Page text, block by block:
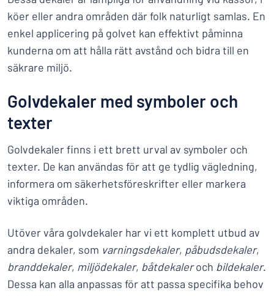
köer eller andra områden där folk naturligt samlas. En
enkel applicering på golvet kan effektivt påminna
kunderna om att hålla rätt avstånd och bidra till en
säkrare miljö.
Golvdekaler med symboler och
texter
Golvdekaler finns i ett brett urval av symboler och
texter. De kan användas för att ge tydlig vägledning,
informera om säkerhetsföreskrifter eller markera
viktiga områden.
Utöver våra golvdekaler har vi ett komplett utbud av
andra dekaler, som varningsdekaler, påbudsdekaler,
branddekaler, miljödekaler, båtdekaleroch bildekaler.
Dessa kan alla anpassas för att passa specifika behov